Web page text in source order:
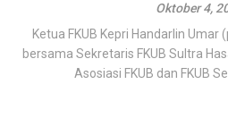
Oktober 4,
Ketua FKUB Kepri Handarlin
bersama Sekretaris FKUB Sultra
Asosiasi FKUB dan FKUB